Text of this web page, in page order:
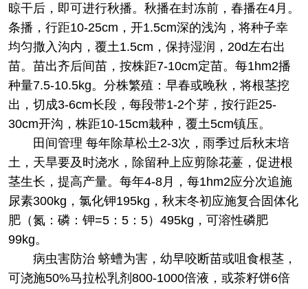
晾干后，即可进行秋播。秋播在封冻前，春播在4月。
条播，行距10-25cm，开1.5cm深的浅沟，将种子幸
均匀撒入沟内，覆土1.5cm，保持湿润，20d左右出
苗。苗出齐后间苗，按株距7-10cm定苗。每1hm2播
种量7.5-10.5kg。分株繁殖：早春或晚秋，将根茎挖
出，切成3-6cm长段，每段带1-2个芽，按行距25-
30cm开沟，株距10-15cm栽种，覆土5cm镇压。
田间管理 每年除草松土2-3次，雨季过后秋末培
土，天旱要及时浇水，除留种上应剪除花薹，促进根
茎生长，提高产量。每年4-8月，每1hm2应分次追施
尿素300kg，氯化钾195kg，秋末冬初应施复合固体化
肥（氮：磷：钾=5：5：5）495kg，可溶性磷肥
99kg。
病虫害防治 蛴螬为害，幼早咬断苗或咀食根茎，
可浇施50%马拉松乳剂800-1000倍液，或茶籽饼6倍